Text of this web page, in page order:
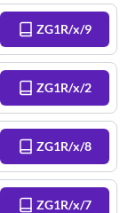
ZG1R/x/9
ZG1R/x/2
ZG1R/x/8
ZG1R/x/7